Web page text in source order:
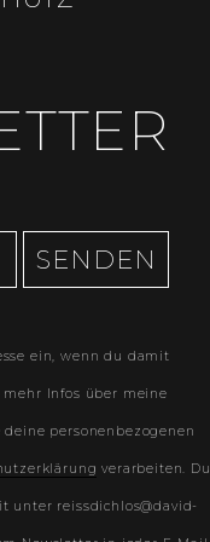
ein, wenn du damit
Infos über meine
personenbezogenen
verarbeiten. Du
unter reissdichlos@david-